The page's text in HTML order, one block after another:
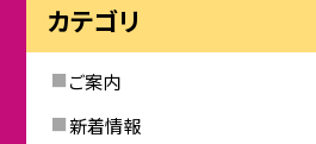
カテゴリ
ご案内
新着情報